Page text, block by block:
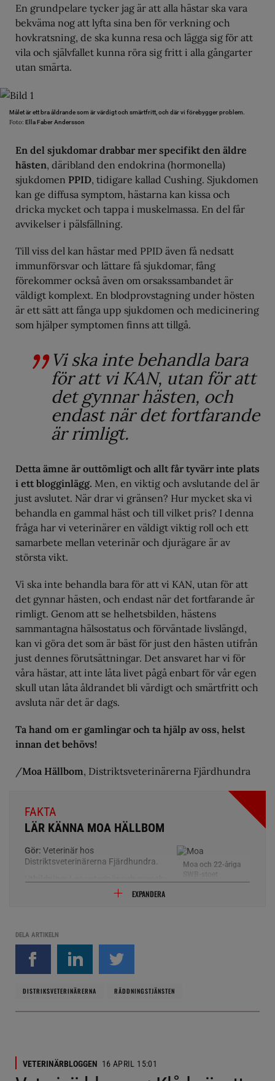
En grundpelare tycker jag är att alla hästar ska vara
bekväma nog att lyfta sina ben för verkning och
hovkratsning, de ska kunna resa och lägga sig för att
vila och självfallet kunna röra sig fritt i alla gångarter
utan smärta.
Målet är ett bra åldrande som är värdigt och smärtfritt, och där vi förebygger problem.
Foto: Ella Faber Andersson
En del sjukdomar drabbar mer specifikt den äldre
hästen, däribland den endokrina (hormonella)
sjukdomen PPID, tidigare kallad Cushing. Sjukdomen
kan ge diffusa symptom, hästarna kan kissa och
dricka mycket och tappa i muskelmassa. En del får
avvikelser i pälsfällning.
Till viss del kan hästar med PPID även få nedsatt
immunförsvar och lättare få sjukdomar, fång
förekommer också även om orsakssambandet är
väldigt komplext. En blodprovstagning under hösten
är ett sätt att fånga upp sjukdomen och medicinering
som hjälper symptomen finns att tillgå.
Vi ska inte behandla bara
för att vi KAN, utan för att
det gynnar hästen, och
endast när det fortfarande
är rimligt.
Detta ämne är outtömligt och allt får tyvärr inte plats
i ett blogginlägg. Men, en viktig och avslutande del är
just avslutet. När drar vi gränsen? Hur mycket ska vi
behandla en gammal häst och till vilket pris? I denna
fråga har vi veterinärer en väldigt viktig roll och ett
samarbete mellan veterinär och djurägare är av
största vikt.
Vi ska inte behandla bara för att vi KAN, utan för att
det gynnar hästen, och endast när det fortfarande är
rimligt. Genom att se helhetsbilden, hästens
sammantagna hälsostatus och förväntade livslängd,
kan vi göra det som är bäst för just den hästen utifrån
just dennes förutsättningar. Det ansvaret har vi för
våra hästar, att inte låta livet pågå enbart för vår egen
skull utan låta åldrandet bli värdigt och smärtfritt och
avsluta när det är dags.
Ta hand om er gamlingar och ta hjälp av oss, helst
innan det behövs!
/Moa Hällbom, Distriktsveterinärerna Fjärdhundra
FAKTA
LÄR KÄNNA MOA HÄLLBOM
Moa och 22-åriga
Nicolette.
Gör: Veterinär hos
Distriktsveterinärerna Fjärdhundra.
specialist inom hästens sjukdomar.
EXPANDERA
DELA ARTIKELN
DISTRIKSVETERINÄRERNA RÄDDNINGSTJÄNSTEN
VETERINÄRBLOGGEN 16 APRIL 15:01